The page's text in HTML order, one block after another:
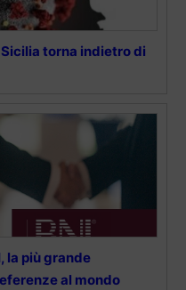
torna indietro di
la più grande
al mondo